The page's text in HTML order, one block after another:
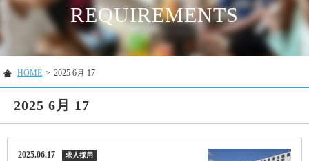
REQUIREMENTS
HOME > 2025 6月 17
2025 6月 17
2025.06.17 求人採用